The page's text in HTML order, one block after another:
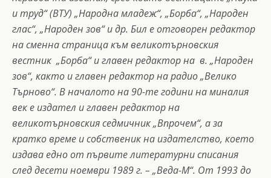
и труд“ (ВТУ) „Народна младеж“, „Борба“, „Народен
глас“, „Народен зов“ и др. Бил е отговорен редактор
на сменна страница към великотърновския
вестник „Борба“ и главен редактор на в. „Народен
зов“, както и главен редактор на радио „Велико
Търново“. В началото на 90-те години на миналия
век е издател и главен редактор на
великотърновския седмичник „Впрочем“, а за
кратко време и собственик на издателство, което
издава едно от първите литературни списания
след десети ноември 1989 г. – „Веда-М“. От 1993 до